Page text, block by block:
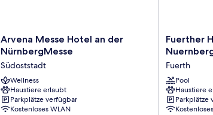
Arvena
Messe
an
der
NürnbergMesse
Südoststadt
Arvena Messe Hotel an der
NürnbergMesse
Südoststadt
Wellness
Haustiere erlaubt
Parkplätze verfügbar
Kostenloses WLAN
Fuerther
Hotel
Nuernberg
West
Fuerth
Fuerther
Fuerth
Pool
Haustiere
Parkplätze